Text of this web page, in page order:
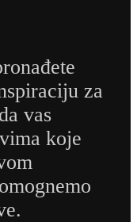
za
vas
koje